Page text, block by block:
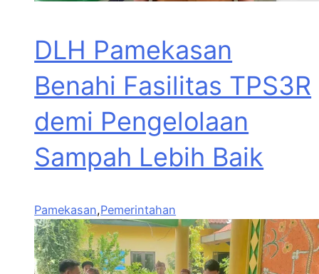
DLH Pamekasan
Benahi Fasilitas TPS3R
demi Pengelolaan
Sampah Lebih Baik
Pamekasan,Pemerintahan